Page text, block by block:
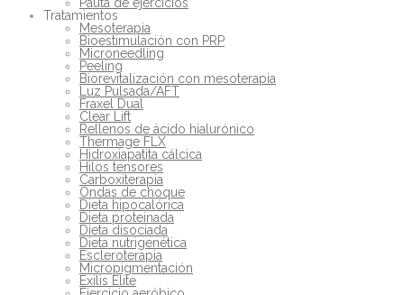
Tratamientos
Mesoterapia
Bioestimulación con PRP
Microneedling
Peeling
Biorevitalización con mesoterapia
Luz Pulsada/AFT
Fraxel Dual
Clear Lift
Rellenos de ácido hialurónico
Thermage FLX
Hidroxiapatita cálcica
Hilos tensores
Carboxiterapia
Ondas de choque
Dieta hipocalórica
Dieta proteinada
Dieta disociada
Dieta nutrigenética
Escleroterapia
Micropigmentación
Exilis Elite